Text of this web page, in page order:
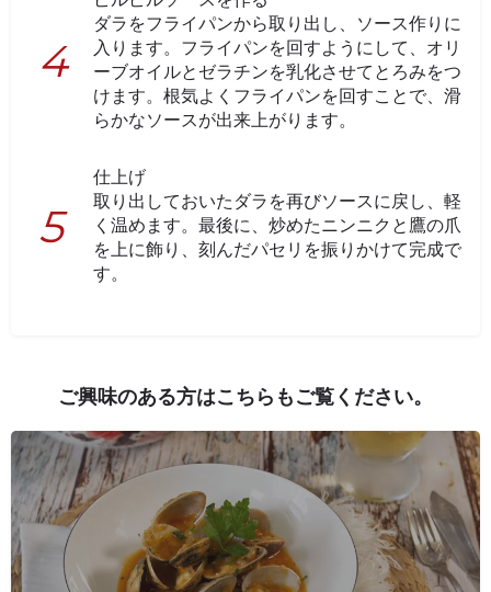
ダラをフライパンから取り出し、ソース作りに
入ります。フライパンを回すようにして、オリ
ーブオイルとゼラチンを乳化させてとろみをつ
けます。根気よくフライパンを回すことで、滑
らかなソースが出来上がります。
仕上げ
取り出しておいたダラを再びソースに戻し、軽
く温めます。最後に、炒めたニンニクと鷹の爪
を上に飾り、刻んだパセリを振りかけて完成で
す。
ご興味のある方はこちらもご覧ください。